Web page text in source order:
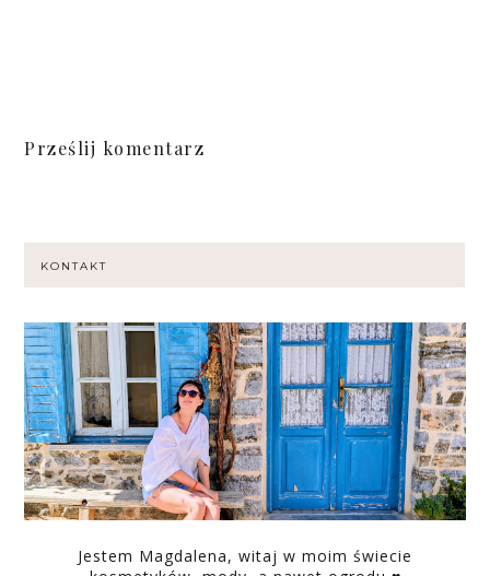
Prześlij komentarz
KONTAKT
Jestem Magdalena, witaj w moim świecie